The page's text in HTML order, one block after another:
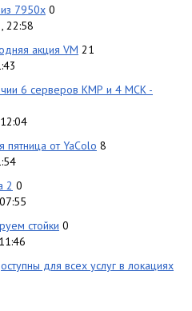
7950x 0
22:58
акция VM 21
6 серверов КМР и 4 МСК -
пятница от YaColo 8
2 0
стойки 0
для всех услуг в локациях